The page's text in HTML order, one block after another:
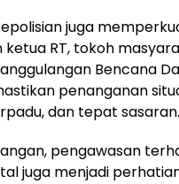
juga
ketua RT, tokoh
Bencana
penanganan
dan tepat sasaran.
pengawasan
juga menjadi